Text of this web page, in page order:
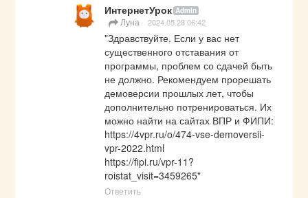
ИнтернетУрок Admin
Луна 2024.05.28 06:42
"Здравствуйте. Если у вас нет
существенного отставания от
программы, проблем со сдачей быть
не должно. Рекомендуем прорешать
демоверсии прошлых лет, чтобы
дополнительно потренироваться. Их
https://4vpr.ru/o/474-vse-demoversii-
vpr-2022.html
https://fipi.ru/vpr-11?
roistat_visit=3459265"
Ответить